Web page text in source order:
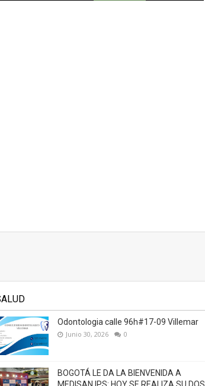
Odontologia calle 96h#17-09 Villemar
Junio 30, 2026 0
BOGOTÁ LE DA LA BIENVENIDA A